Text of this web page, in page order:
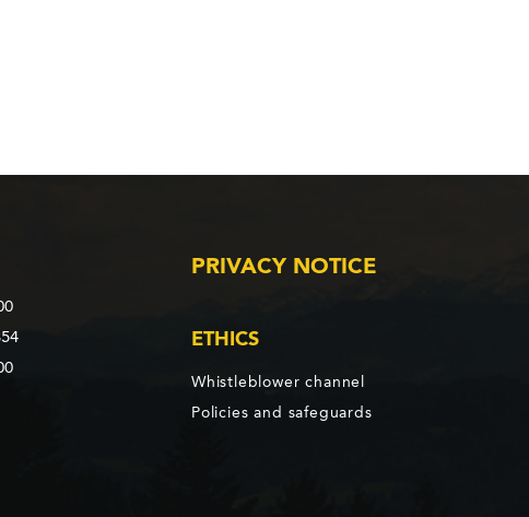
PRIVACY NOTICE
ETHICS
Whistleblower channel
Policies and safeguards